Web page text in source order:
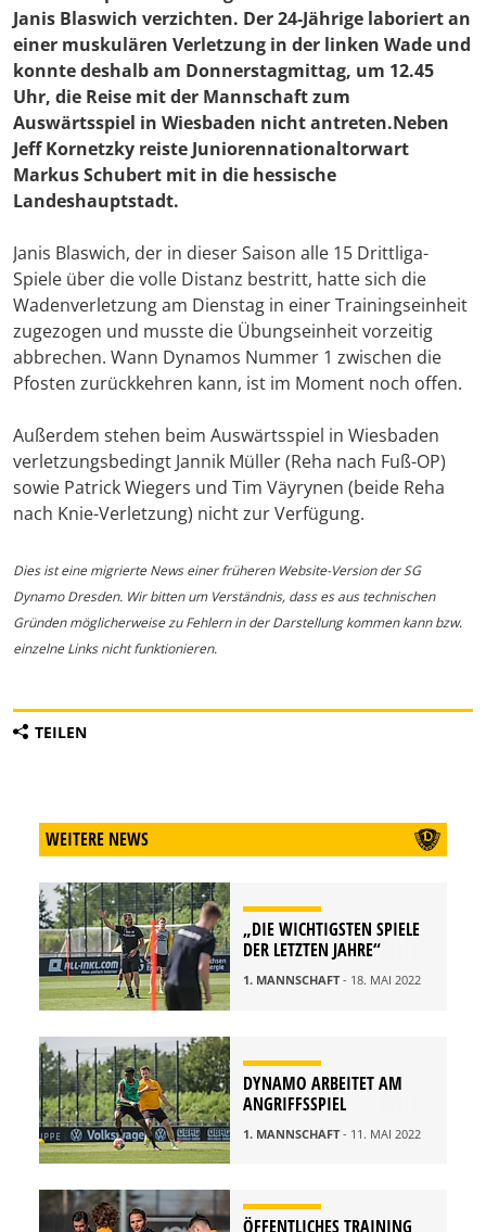
Janis Blaswich verzichten. Der 24-Jährige laboriert an
einer muskulären Verletzung in der linken Wade und
konnte deshalb am Donnerstagmittag, um 12.45
Uhr, die Reise mit der Mannschaft zum
Auswärtsspiel in Wiesbaden nicht antreten.Neben
Jeff Kornetzky reiste Juniorennationaltorwart
Markus Schubert mit in die hessische
Landeshauptstadt.
Janis Blaswich, der in dieser Saison alle 15 Drittliga-
Spiele über die volle Distanz bestritt, hatte sich die
Wadenverletzung am Dienstag in einer Trainingseinheit
zugezogen und musste die Übungseinheit vorzeitig
abbrechen. Wann Dynamos Nummer 1 zwischen die
Pfosten zurückkehren kann, ist im Moment noch offen.
Außerdem stehen beim Auswärtsspiel in Wiesbaden
verletzungsbedingt Jannik Müller (Reha nach Fuß-OP)
sowie Patrick Wiegers und Tim Väyrynen (beide Reha
nach Knie-Verletzung) nicht zur Verfügung.
Dies ist eine migrierte News einer früheren Website-Version der SG
Dynamo Dresden. Wir bitten um Verständnis, dass es aus technischen
Gründen möglicherweise zu Fehlern in der Darstellung kommen kann bzw.
einzelne Links nicht funktionieren.
TEILEN
WEITERE NEWS
„DIE WICHTIGSTEN SPIELE
DER LETZTEN JAHRE“
1. MANNSCHAFT- 18. MAI 2022
DYNAMO ARBEITET AM
ANGRIFFSSPIEL
1. MANNSCHAFT- 11. MAI 2022
ÖFFENTLICHES TRAINING